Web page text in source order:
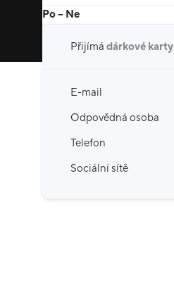
Po – Ne
Přijímá dárkové karty
E-mail
Odpovědná osoba
Telefon
Sociální sítě